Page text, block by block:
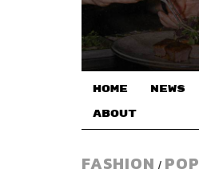
HOME NEWS
ABOUT
FASHION / POP